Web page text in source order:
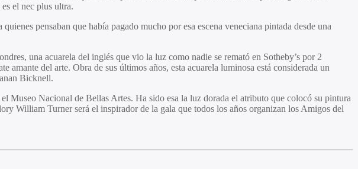
el nec plus ultra.
pensaban que había pagado mucho por esa escena veneciana pintada desde una
una acuarela del inglés que vio la luz como nadie se remató en Sotheby’s por 2
del arte. Obra de sus últimos años, esta acuarela luminosa está considerada un
Bicknell.
Museo Nacional de Bellas Artes. Ha sido esa la luz dorada el atributo que colocó su pintura
William Turner será el inspirador de la gala que todos los años organizan los Amigos del